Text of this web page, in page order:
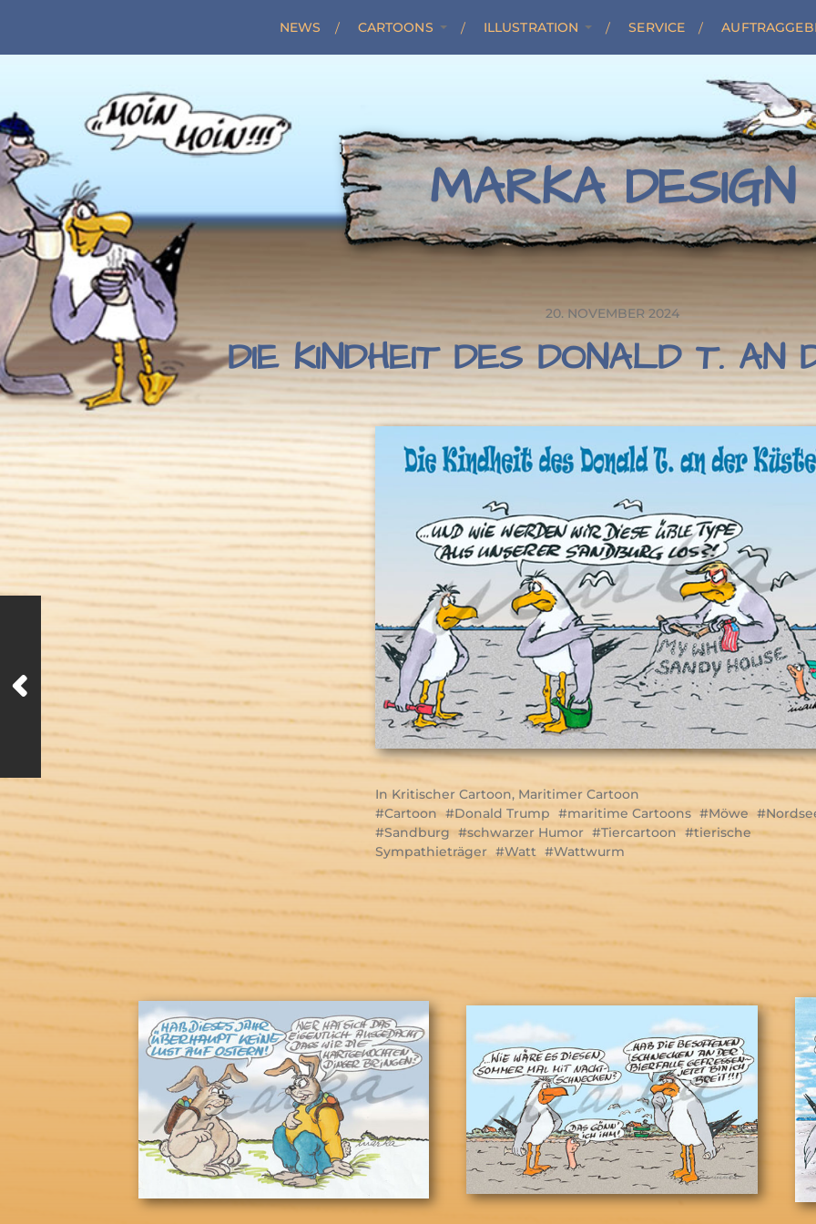
NEWS CARTOONS ILLUSTRATION SERVICE
MARKA DESIGN
20. NOVEMBER 2024
DIE KINDHEIT DES DONALD T. AN
In Kritischer Cartoon, Maritimer Cartoon
Cartoon
Donald Trump maritime Cartoons Möwe
Sandburg
schwarzer Humor Tiercartoon
tierische
Sympathieträger
Watt Wattwurm